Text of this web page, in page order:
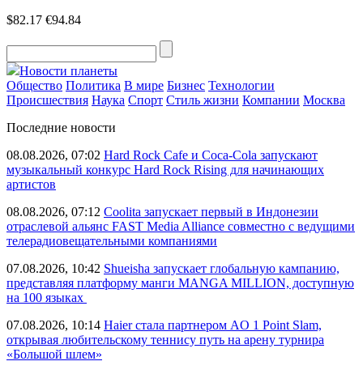
$82.17 €94.84
Новости планеты
Общество Политика В мире Бизнес Технологии
Происшествия Наука Спорт Стиль жизни Компании Москва
Последние новости
08.08.2026, 07:02 Hard Rock Cafe и Coca-Cola запускают
музыкальный конкурс Hard Rock Rising для начинающих
артистов
08.08.2026, 07:12 Coolita запускает первый в Индонезии
отраслевой альянс FAST Media Alliance совместно с ведущими
телерадиовещательными компаниями
07.08.2026, 10:42 Shueisha запускает глобальную кампанию,
представляя платформу манги MANGA MILLION, доступную
на 100 языках
07.08.2026, 10:14 Haier стала партнером AO 1 Point Slam,
открывая любительскому теннису путь на арену турнира
«Большой шлем»